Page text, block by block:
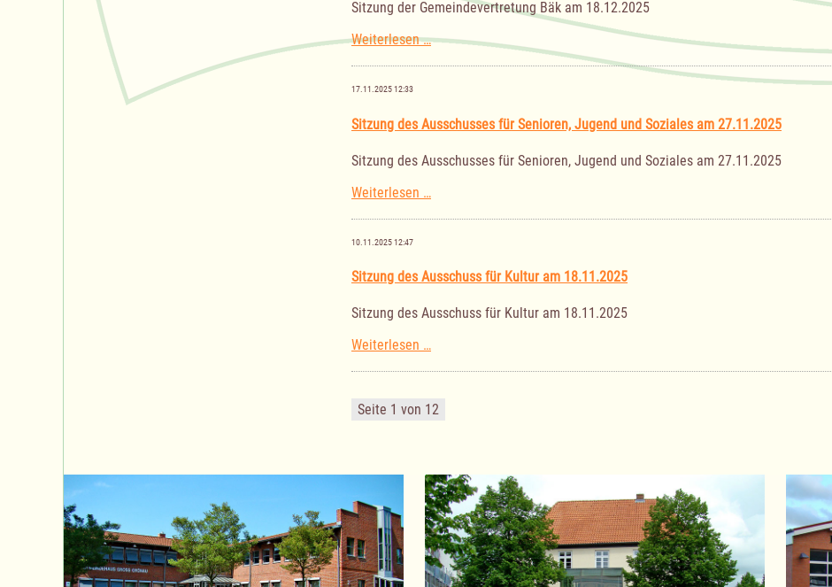
2026
Sitzung der Gemeindevertretung Bäk am 18.12.2025
Weiterlesen …Sitzung
18.12.2025
17.11.2025 12:33
Sitzung des Ausschusses für Senioren, Jugend und Soziales am 27.11.2025
Sitzung des Ausschusses für Senioren, Jugend und Soziales am 27.11.2025
Weiterlesen …
Ausschusses
Jugend
Soziales
10.11.2025 12:47
Sitzung des Ausschuss für Kultur am 18.11.2025
Sitzung des Ausschuss für Kultur am 18.11.2025
Weiterlesen …
Ausschuss
Kultur
Seite 1 von 12